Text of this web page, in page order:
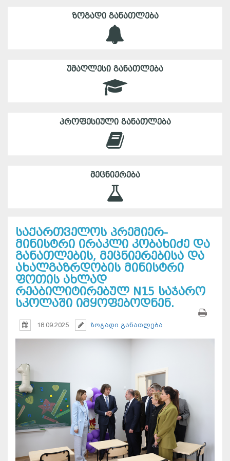
ᲖᲝᲒᲐᲓᲘ ᲒᲐᲜᲐᲗᲚᲔᲑᲐ
ᲣᲛᲐᲦᲚᲔᲡᲘ ᲒᲐᲜᲐᲗᲚᲔᲑᲐ
ᲞᲠᲝᲤᲔᲡᲘᲣᲚᲘ ᲒᲐᲜᲐᲗᲚᲔᲑᲐ
ᲛᲔᲪᲜᲘᲔᲠᲔᲑᲐ
საქართველოს პრემიერ-
მინისტრი ირაკლი კობახიძე და
განათლების, მეცნიერებისა და
ახალგაზრდობის მინისტრი
ფოთის ახლად
რეაბილიტირებულ N15 საჯარო
სკოლაში იმყოფებოდნენ.
18.09.2025 ზოგადი განათლება